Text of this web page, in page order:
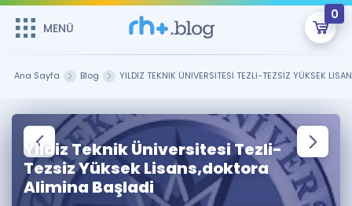
MENÜ
0
GİRİŞ YAP
Sepetin Şu An Boş.
Remzi Hoca ile seni sınava hazırlayacak onlarca eğitim seni
bekliyor!
MENÜ
Çalışma Paketleri
Kitaplar ve Kaynaklar
Ana Sayfa Blog YILDIZ TEKNİK ÜNİVERSİTESİ TEZLİ-TEZSİZ YÜKSEK
Yildiz Teknik Üniversitesi Tezli-
Tezsiz Yüksek Lisans,doktora
Alimina Başladi